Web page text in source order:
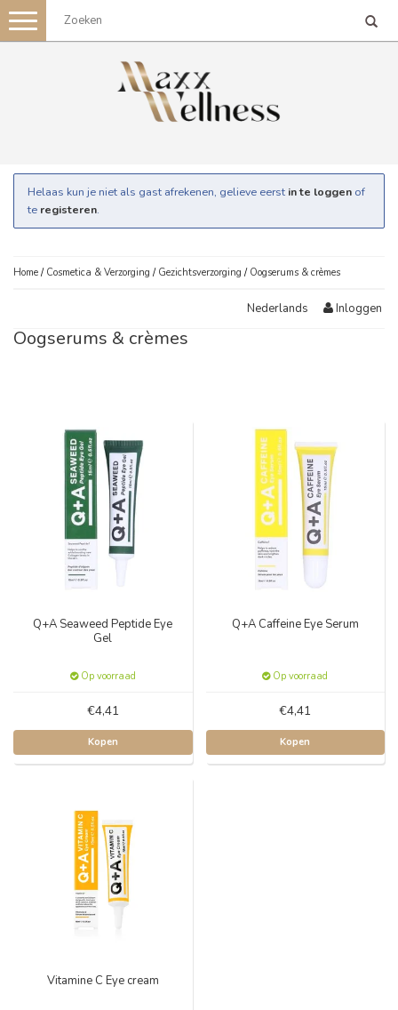
Toggle
navigation
Helaas kun je niet als gast afrekenen, gelieve eerst in te loggen of
te registeren.
Home / Cosmetica & Verzorging / Gezichtsverzorging / Oogserums & crèmes
Nederlands Inloggen
Oogserums & crèmes
Q+A Seaweed Peptide Eye
Gel
Op voorraad
€4,41
Kopen
Q+A Caffeine Eye Serum
Op voorraad
€4,41
Kopen
Vitamine C Eye cream